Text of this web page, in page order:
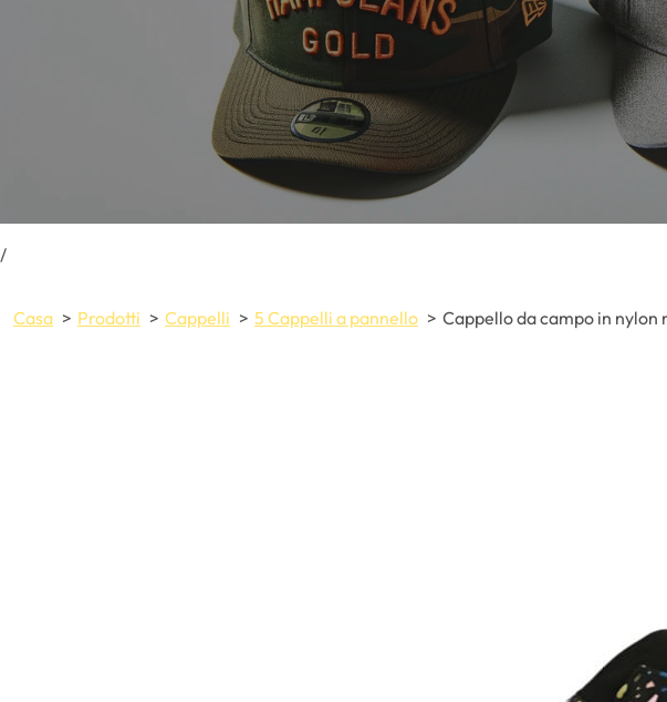
/
Casa Prodotti Cappelli 5 Cappelli a pannello Cappello da campo in